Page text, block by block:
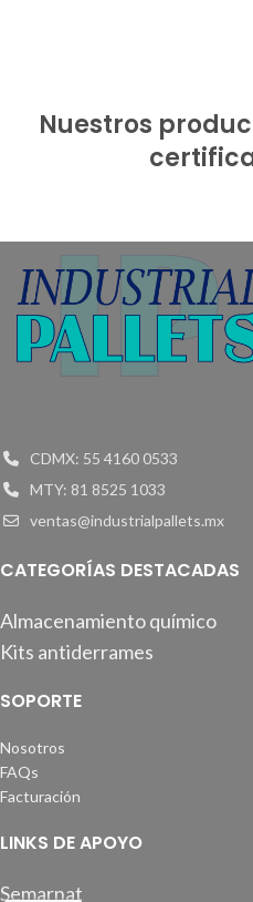
Nuestros
CDMX: 55 4160 0533
MTY: 81 8525 1033
ventas@industrialpallets.mx
CATEGORÍAS DESTACADAS
Almacenamiento químico
Kits antiderrames
SOPORTE
Nosotros
FAQs
Facturación
LINKS DE APOYO
Semarnat